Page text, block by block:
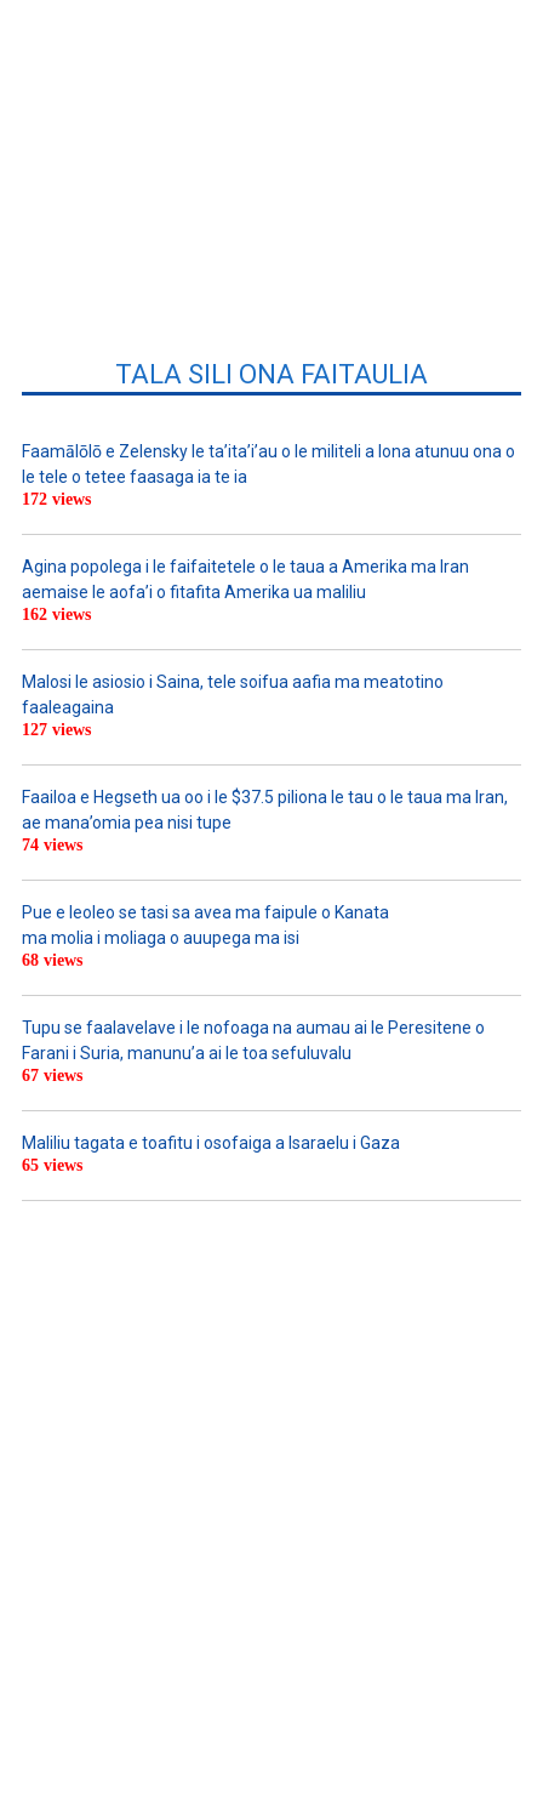
TALA SILI ONA FAITAULIA
Faamālōlō e Zelensky le ta’ita’i’au o le militeli a lona atunuu ona o
le tele o tetee faasaga ia te ia
172 views
Agina popolega i le faifaitetele o le taua a Amerika ma Iran
aemaise le aofa’i o fitafita Amerika ua maliliu
162 views
Malosi le asiosio i Saina, tele soifua aafia ma meatotino
faaleagaina
127 views
Faailoa e Hegseth ua oo i le $37.5 piliona le tau o le taua ma Iran,
ae mana’omia pea nisi tupe
74 views
Pue e leoleo se tasi sa avea ma faipule o Kanata
ma molia i moliaga o auupega ma isi
68 views
Tupu se faalavelave i le nofoaga na aumau ai le Peresitene o
Farani i Suria, manunu’a ai le toa sefuluvalu
67 views
Maliliu tagata e toafitu i osofaiga a Isaraelu i Gaza
65 views